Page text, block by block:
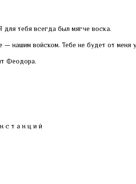
для тебя всегда был мягче воска.
нашим войском. Тебе не будет от меня
Феодора.
с т а н ц и й